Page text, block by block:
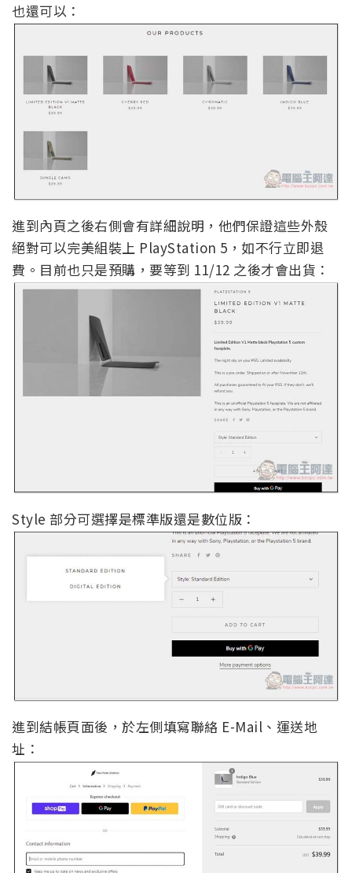
也還可以：
進到內頁之後右側會有詳細說明，他們保證這些外殼
絕對可以完美組裝上 PlayStation 5，如不行立即退
費。目前也只是預購，要等到 11/12 之後才會出貨：
Style 部分可選擇是標準版還是數位版：
進到結帳頁面後，於左側填寫聯絡 E-Mail、運送地
址：